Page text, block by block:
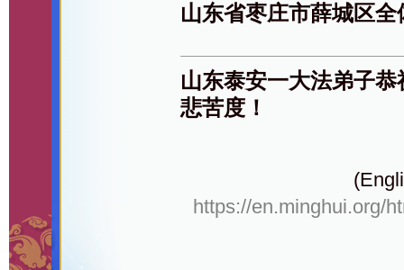
山东省枣庄市薛城区
山东泰安一大法弟子
悲苦度！
https://en.minghui.org/